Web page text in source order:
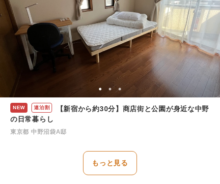
NEW 連泊割
【新宿から約30分】商店街と公園が身近な中野
の日常暮らし
東京都 中野沼袋A邸
もっと見る